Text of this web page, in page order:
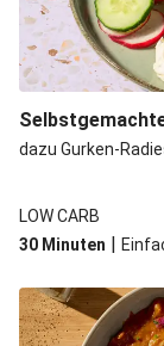
dazu Gurken-
LOW CARB
30 Minuten |